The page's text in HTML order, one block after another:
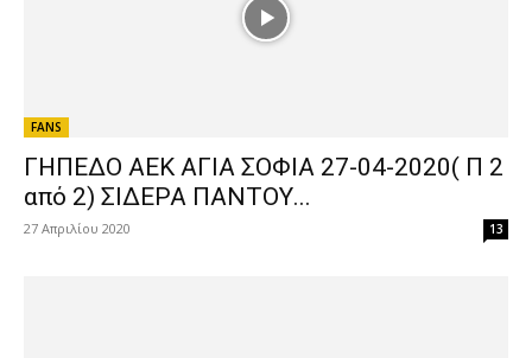
FANS
ΓΗΠΕΔΟ ΑΕΚ ΑΓΙΑ ΣΟΦΙΑ 27-04-2020( Π 2
από 2) ΣΙΔΕΡΑ ΠΑΝΤΟΥ...
27 Απριλίου 2020 13